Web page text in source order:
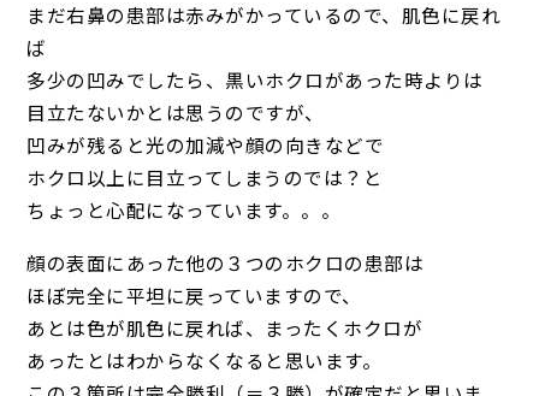
まだ右鼻の患部は赤みがかっているので、肌色に戻れ
ば
多少の凹みでしたら、黒いホクロがあった時よりは
目立たないかとは思うのですが、
凹みが残ると光の加減や顔の向きなどで
ホクロ以上に目立ってしまうのでは？と
ちょっと心配になっています。。。
顔の表面にあった他の３つのホクロの患部は
ほぼ完全に平坦に戻っていますので、
あとは色が肌色に戻れば、まったくホクロが
あったとはわからなくなると思います。